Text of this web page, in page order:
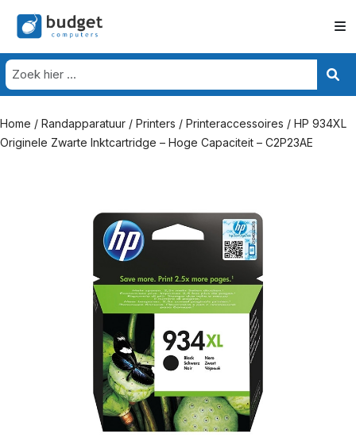
Home / Randapparatuur / Printers / Printeraccessoires / HP 934XL
Originele Zwarte Inktcartridge – Hoge Capaciteit – C2P23AE